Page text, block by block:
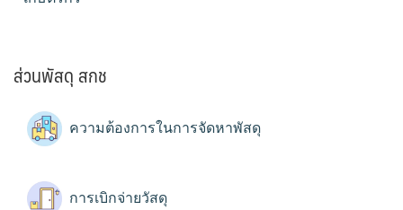
ส่วนพัสดุ สกช
ความต้องการในการจัดหาพัสดุ
การเบิกจ่ายวัสดุ